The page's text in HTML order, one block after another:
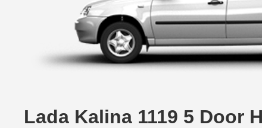
Lada Kalina 1119 5 Door